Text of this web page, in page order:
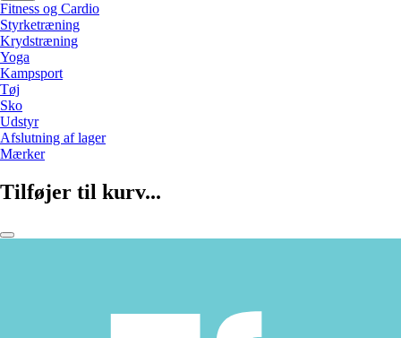
Fitness og Cardio
Styrketræning
Krydstræning
Yoga
Kampsport
Tøj
Sko
Udstyr
Afslutning af lager
Mærker
Tilføjer til kurv...